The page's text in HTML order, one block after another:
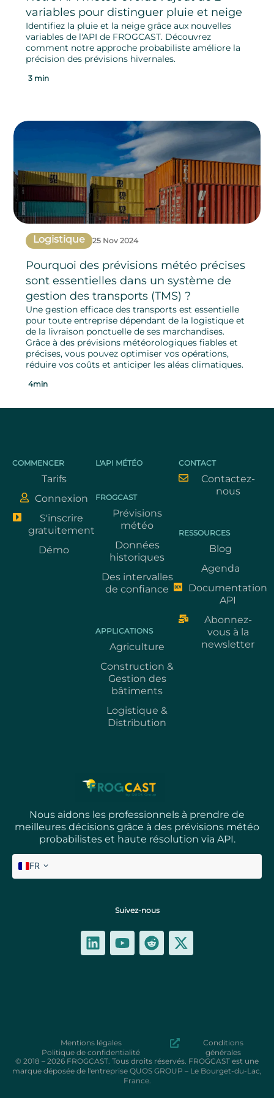
variables pour distinguer pluie et neige
Identifiez la pluie et la neige grâce aux nouvelles
variables de l'API de FROGCAST. Découvrez
comment notre approche probabiliste améliore la
précision des prévisions hivernales.
3 min
Logistique 25 Nov 2024
Pourquoi des prévisions météo précises
sont essentielles dans un système de
gestion des transports (TMS) ?
Une gestion efficace des transports est essentielle
pour toute entreprise dépendant de la logistique et
de la livraison ponctuelle de ses marchandises.
Grâce à des prévisions météorologiques fiables et
précises, vous pouvez optimiser vos opérations,
réduire vos coûts et anticiper les aléas climatiques.
4min
Nous aidons les professionnels à prendre de
meilleures décisions grâce à des prévisions météo
probabilistes et haute résolution via API.
FR
Suivez-nous
COMMENCER
Tarifs
Connexion
S'inscrire
gratuitement
Démo
L'API MÉTÉO
FROGCAST
Prévisions
météo
Données
historiques
Des intervalles
de confiance
APPLICATIONS
Agriculture
Construction &
Gestion des
bâtiments
Logistique &
Distribution
CONTACT
Contactez-
nous
RESSOURCES
Blog
Agenda
Documentation
API
Abonnez-
vous à la
newsletter
Mentions légales
Politique de confidentialité
Conditions
générales
© 2018 – 2026 FROGCAST. Tous droits réservés. FROGCAST est une
marque déposée de l'entreprise QUOS GROUP – Le Bourget-du-Lac,
France.